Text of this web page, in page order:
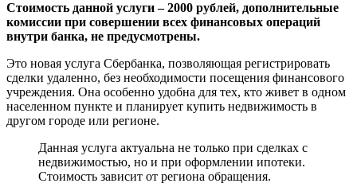
Стоимость данной услуги – 2000 рублей, дополнительные
комиссии при совершении всех финансовых операций
внутри банка, не предусмотрены.
Это новая услуга Сбербанка, позволяющая регистрировать
сделки удаленно, без необходимости посещения финансового
учреждения. Она особенно удобна для тех, кто живет в одном
населенном пункте и планирует купить недвижимость в
другом городе или регионе.
Данная услуга актуальна не только при сделках с
недвижимостью, но и при оформлении ипотеки.
Стоимость зависит от региона обращения.